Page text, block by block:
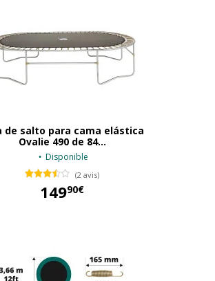
de salto para cama elástica
Ovalie 490 de 84...
Disponible
(2 avis)
14990€